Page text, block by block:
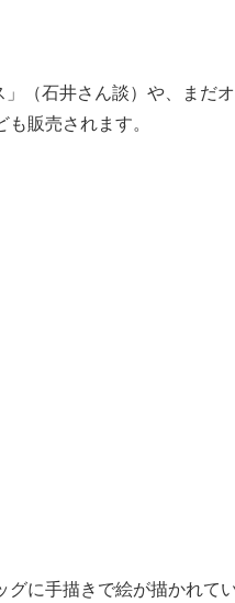
（石井さん談）や、
まだ
販売されます。
に手描きで絵が描かれて